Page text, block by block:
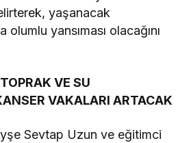
yaşanacak
yansıması olacağını
VE SU
VAKALARI ARTACAK
Sevtap Uzun ve eğitimci